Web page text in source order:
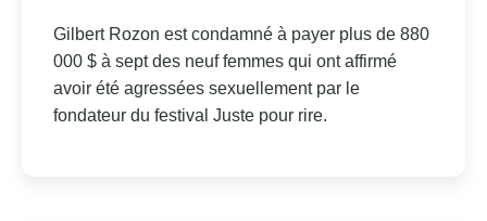
Gilbert Rozon est condamné à payer plus de 880
000 $ à sept des neuf femmes qui ont affirmé
avoir été agressées sexuellement par le
fondateur du festival Juste pour rire.